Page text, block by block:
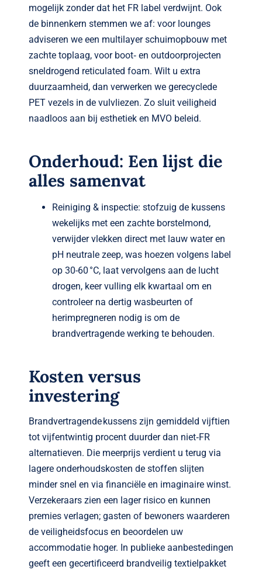
mogelijk zonder dat het FR label verdwijnt. Ook
de binnenkern stemmen we af: voor lounges
adviseren we een multilayer schuimopbouw met
zachte toplaag, voor boot‑ en outdoorprojecten
sneldrogend reticulated foam. Wilt u extra
duurzaamheid, dan verwerken we gerecyclede
PET vezels in de vulvliezen. Zo sluit veiligheid
naadloos aan bij esthetiek en MVO beleid.
Onderhoud: Een lijst die
alles samenvat
Reiniging & inspectie: stofzuig de kussens
wekelijks met een zachte borstelmond,
verwijder vlekken direct met lauw water en
pH neutrale zeep, was hoezen volgens label
op 30-60 °C, laat vervolgens aan de lucht
drogen, keer vulling elk kwartaal om en
controleer na dertig wasbeurten of
herimpregneren nodig is om de
brandvertragende werking te behouden.
Kosten versus
investering
Brandvertragende kussens zijn gemiddeld vijftien
tot vijfentwintig procent duurder dan niet‑FR
alternatieven. Die meerprijs verdient u terug via
lagere onderhoudskosten de stoffen slijten
minder snel en via financiële en imaginaire winst.
Verzekeraars zien een lager risico en kunnen
premies verlagen; gasten of bewoners waarderen
de veiligheidsfocus en beoordelen uw
accommodatie hoger. In publieke aanbestedingen
geeft een gecertificeerd brandveilig textielpakket